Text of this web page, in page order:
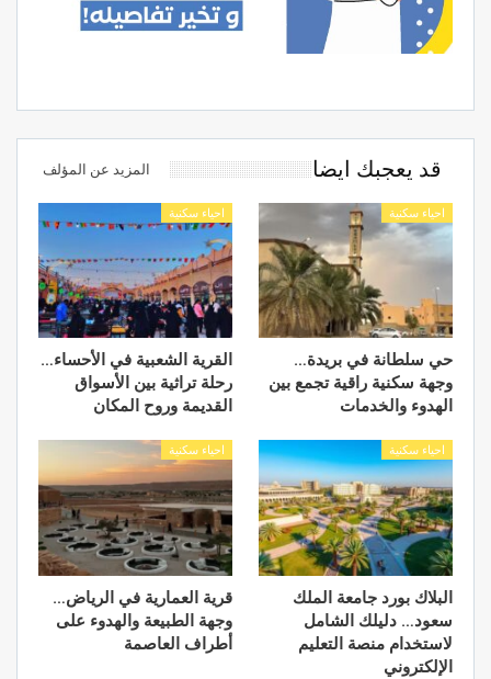
قد يعجبك ايضا المزيد عن المؤلف
احياء سكنية
حي سلطانة في بريدة…
وجهة سكنية راقية تجمع بين
الهدوء والخدمات
احياء سكنية
القرية الشعبية في الأحساء…
رحلة تراثية بين الأسواق
القديمة وروح المكان
احياء سكنية
البلاك بورد جامعة الملك
سعود… دليلك الشامل
لاستخدام منصة التعليم
الإلكتروني
احياء سكنية
قرية العمارية في الرياض…
وجهة الطبيعة والهدوء على
أطراف العاصمة